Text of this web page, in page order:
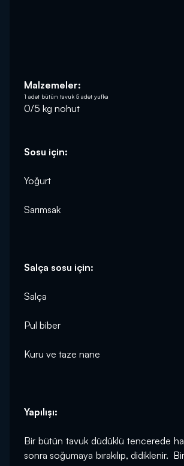
Malzemeler:
1 adet bütün tavuk 5 adet yufka
Sosu için:
Yoğurt
Sarımsak
Salça sosu için:
Salça
Pul biber
Kuru ve taze nane
Yapılışı:
Bir bütün tavuk düdüklü tencerede
sonra soğumaya bırakılıp, didiklenir.